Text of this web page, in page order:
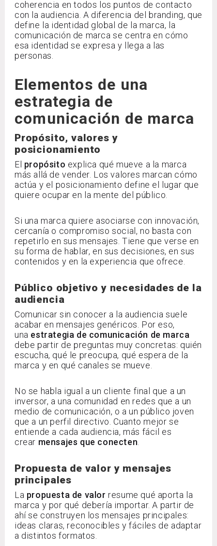
coherencia en todos los puntos de contacto
con la audiencia. A diferencia del branding, que
define la identidad global de la marca, la
comunicación de marca se centra en cómo
esa identidad se expresa y llega a las
personas.
Elementos de una
estrategia de
comunicación de marca
Propósito, valores y
posicionamiento
El propósito explica qué mueve a la marca
más allá de vender. Los valores marcan cómo
actúa y el posicionamiento define el lugar que
quiere ocupar en la mente del público.
Si una marca quiere asociarse con innovación,
cercanía o compromiso social, no basta con
repetirlo en sus mensajes. Tiene que verse en
su forma de hablar, en sus decisiones, en sus
contenidos y en la experiencia que ofrece.
Público objetivo y necesidades de la
audiencia
Comunicar sin conocer a la audiencia suele
acabar en mensajes genéricos. Por eso,
una estrategia de comunicación de marca
debe partir de preguntas muy concretas: quién
escucha, qué le preocupa, qué espera de la
marca y en qué canales se mueve.
No se habla igual a un cliente final que a un
inversor, a una comunidad en redes que a un
medio de comunicación, o a un público joven
que a un perfil directivo. Cuanto mejor se
entiende a cada audiencia, más fácil es
crear mensajes que conecten
Propuesta de valor y mensajes
principales
La propuesta de valor resume qué aporta la
marca y por qué debería importar. A partir de
ahí se construyen los mensajes principales:
ideas claras, reconocibles y fáciles de adaptar
a distintos formatos.